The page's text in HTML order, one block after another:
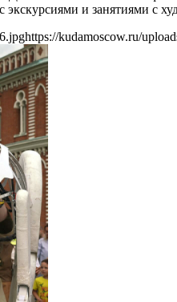
и занятиями с
https://kudamoscow.ru/